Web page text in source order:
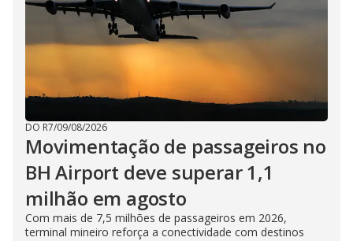
DO R7/09/08/2026
Movimentação de passageiros no
BH Airport deve superar 1,1
milhão em agosto
Com mais de 7,5 milhões de passageiros em 2026,
terminal mineiro reforça a conectividade com destinos